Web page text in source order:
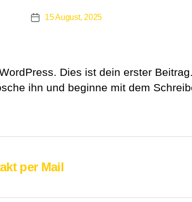
Veröffentlichungsdatum
15 August, 2025
Dies ist dein erster Beitrag.
ihn und beginne mit dem
per Mail